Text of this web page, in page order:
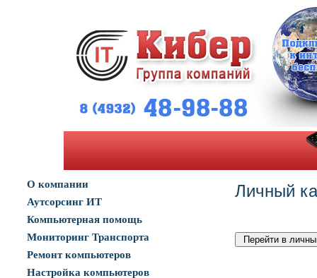
О компании
Аутсорсинг ИТ
Компьютерная помощь
Мониторинг Транспорта
Ремонт компьютеров
Настройка компьютеров
Личный